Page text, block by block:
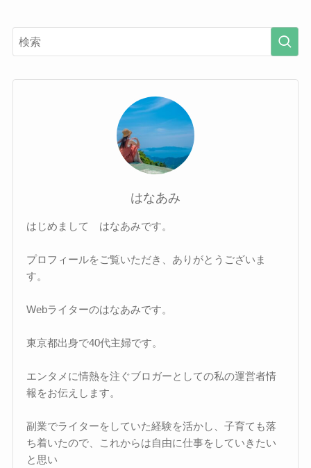
はなあみ
はじめまして はなあみです。
プロフィールをご覧いただき、ありがとうございま
す。
Webライターのはなあみです。
東京都出身で40代主婦です。
エンタメに情熱を注ぐブロガーとしての私の運営者情
報をお伝えします。
副業でライターをしていた経験を活かし、子育ても落
ち着いたので、これからは自由に仕事をしていきたい
と思い